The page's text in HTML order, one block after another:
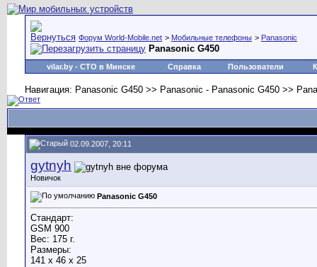
Форум World-Mobile.net > Мобильные телефоны > Panasonic
Panasonic G450
vilar.by - СТО в Минске Справка Пользователи
Навигация: Panasonic G450 >> Panasonic - Panasonic G450 >>
02.09.2007, 20:11
gytnyh
Новичок
Panasonic G450
Стандарт:
GSM 900
Вес: 175 г.
Размеры:
141 x 46 x 25